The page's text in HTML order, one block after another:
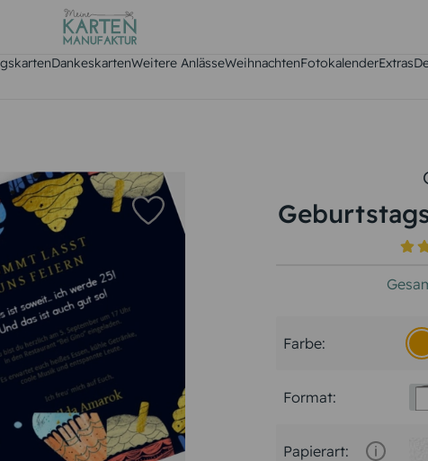
DankeskartenWeitere AnlässeWeihnachtenFotokalenderExtras
Farbe:
Format:
Papierart: